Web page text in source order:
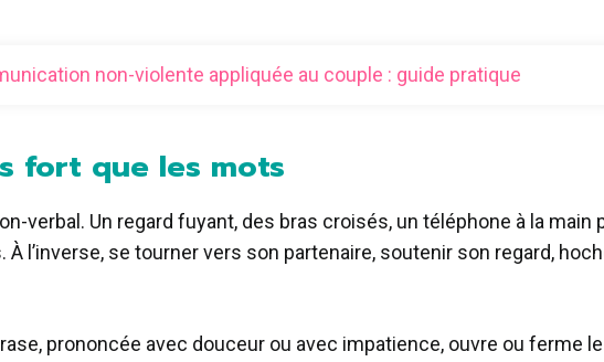
non-violente appliquée au couple : guide pratique
fort que les mots
verbal. Un regard fuyant, des bras croisés, un téléphone à la main
l’inverse, se tourner vers son partenaire, soutenir son regard,
prononcée avec douceur ou avec impatience, ouvre ou ferme